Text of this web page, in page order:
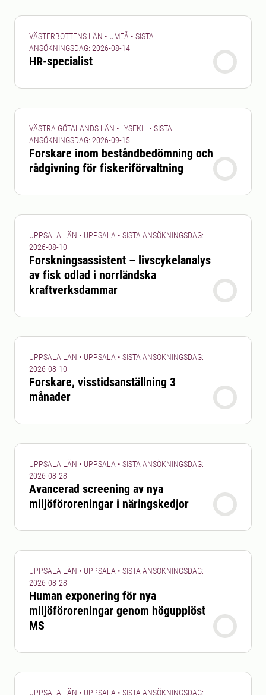
VÄSTERBOTTENS LÄN • UMEÅ • SISTA
ANSÖKNINGSDAG: 2026-08-14
HR-specialist
VÄSTRA GÖTALANDS LÄN • LYSEKIL • SISTA
ANSÖKNINGSDAG: 2026-09-15
Forskare inom beståndbedömning och
rådgivning för fiskeriförvaltning
UPPSALA LÄN • UPPSALA • SISTA ANSÖKNINGSDAG:
2026-08-10
Forskningsassistent – livscykelanalys
av fisk odlad i norrländska
kraftverksdammar
UPPSALA LÄN • UPPSALA • SISTA ANSÖKNINGSDAG:
2026-08-10
Forskare, visstidsanställning 3
månader
UPPSALA LÄN • UPPSALA • SISTA ANSÖKNINGSDAG:
2026-08-28
Avancerad screening av nya
miljöföroreningar i näringskedjor
UPPSALA LÄN • UPPSALA • SISTA ANSÖKNINGSDAG:
2026-08-28
Human exponering för nya
miljöföroreningar genom högupplöst
MS
UPPSALA LÄN • UPPSALA • SISTA ANSÖKNINGSDAG: